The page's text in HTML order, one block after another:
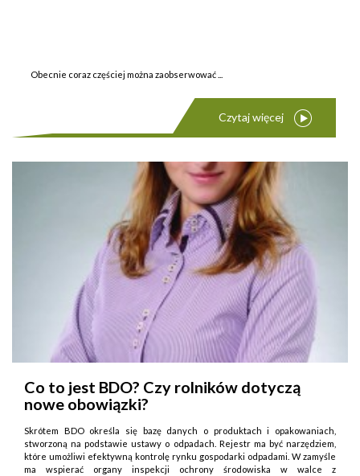
Obecnie coraz częściej można zaobserwować ...
Czytaj więcej
Co to jest BDO? Czy rolników dotyczą
nowe obowiązki?
Skrótem BDO określa się bazę danych o produktach i opakowaniach,
stworzoną na podstawie ustawy o odpadach. Rejestr ma być narzędziem,
które umożliwi efektywną kontrolę rynku gospodarki odpadami. W zamyśle
ma wspierać organy inspekcji ochrony środowiska w walce z